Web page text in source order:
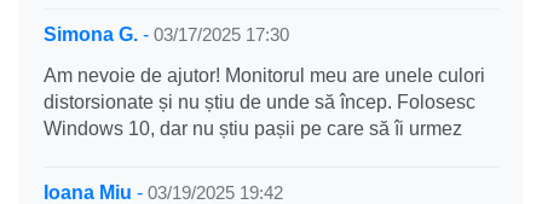
Simona G. - 03/17/2025 17:30
Am nevoie de ajutor! Monitorul meu are unele culori
distorsionate și nu știu de unde să încep. Folosesc
Windows 10, dar nu știu pașii pe care să îi urmez
Ioana Miu - 03/19/2025 19:42